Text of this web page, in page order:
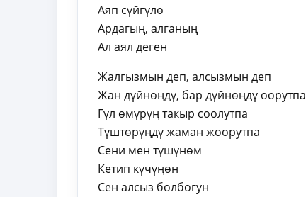
Аяп сүйгүлө
Ардагың, алганың
Ал аял деген
Жалгызмын деп, алсызмын деп
Жан дүйнөңдү, бар дүйнөңдү оорутпа
Гүл өмүрүң такыр соолутпа
Түштөрүңдү жаман жоорутпа
Сени мен түшүнөм
Кетип күчүңөн
Сен алсыз болбогун